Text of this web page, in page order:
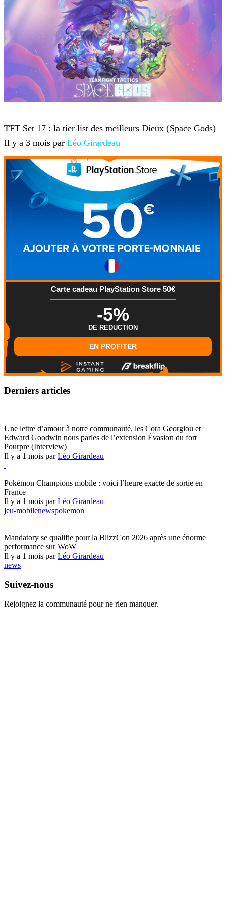
TFT Set 17 : la tier list des meilleurs Dieux (Space Gods)
Il y a 3 mois par Léo Girardeau
Carte cadeau PlayStation Store 50€
-5%
DE REDUCTION
EN PROFITER
Derniers articles
Une lettre d’amour à notre communauté, les Cora Georgiou et
Edward Goodwin nous parles de l’extension Évasion du fort
Pourpre (Interview)
Il y a 1 mois parLéo Girardeau
Pokémon Champions mobile : voici l’heure exacte de sortie en
France
Il y a 1 mois parLéo Girardeau
jeu-mobilenewspokemon
Mandatory se qualifie pour la BlizzCon 2026 après une énorme
performance sur WoW
Il y a 1 mois parLéo Girardeau
news
Suivez-nous
Rejoignez la communauté pour ne rien manquer.